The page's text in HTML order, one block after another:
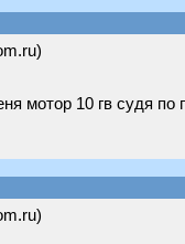
мотор 10 гв судя